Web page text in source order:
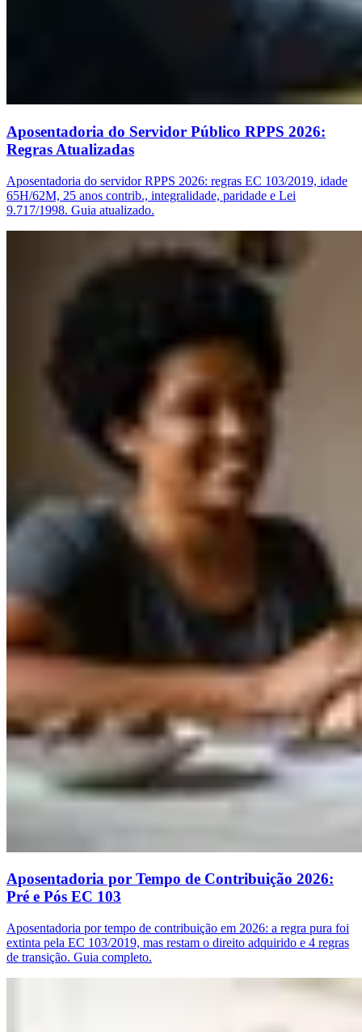
Aposentadoria do Servidor Público RPPS 2026:
Regras Atualizadas
Aposentadoria do servidor RPPS 2026: regras EC 103/2019, idade
65H/62M, 25 anos contrib., integralidade, paridade e Lei
9.717/1998. Guia atualizado.
Aposentadoria por Tempo de Contribuição 2026:
Pré e Pós EC 103
Aposentadoria por tempo de contribuição em 2026: a regra pura foi
extinta pela EC 103/2019, mas restam o direito adquirido e 4 regras
de transição. Guia completo.